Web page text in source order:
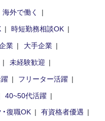
海外で働く
時短勤務相談OK
業
大手企業
未経験歓迎
フリーター活躍
40~50代活躍
復職OK
有資格者優遇